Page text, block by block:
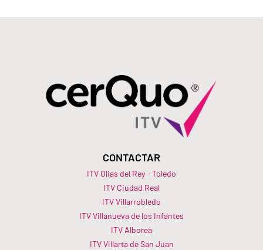
CONTACTAR
ITV Olias del Rey - Toledo
ITV Ciudad Real
ITV Villarrobledo
ITV Villanueva de los Infantes
ITV Alborea
ITV Villarta de San Juan